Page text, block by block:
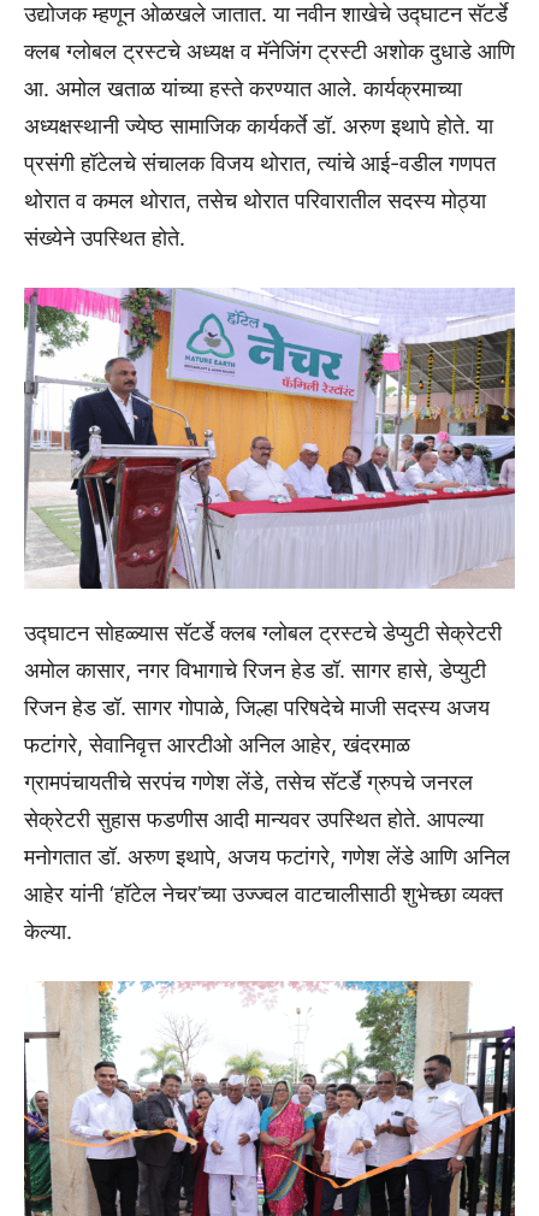
उद्योजक म्हणून ओळखले जातात. या नवीन शाखेचे उद्घाटन सॅटर्डे
क्लब ग्लोबल ट्रस्टचे अध्यक्ष व मॅनेजिंग ट्रस्टी अशोक दुधाडे आणि
आ. अमोल खताळ यांच्या हस्ते करण्यात आले. कार्यक्रमाच्या
अध्यक्षस्थानी ज्येष्ठ सामाजिक कार्यकर्ते डॉ. अरुण इथापे होते. या
प्रसंगी हॉटेलचे संचालक विजय थोरात, त्यांचे आई-वडील गणपत
थोरात व कमल थोरात, तसेच थोरात परिवारातील सदस्य मोठ्या
संख्येने उपस्थित होते.
उद्घाटन सोहळ्यास सॅटर्डे क्लब ग्लोबल ट्रस्टचे डेप्युटी सेक्रेटरी
अमोल कासार, नगर विभागाचे रिजन हेड डॉ. सागर हासे, डेप्युटी
रिजन हेड डॉ. सागर गोपाळे, जिल्हा परिषदेचे माजी सदस्य अजय
फटांगरे, सेवानिवृत्त आरटीओ अनिल आहेर, खंदरमाळ
ग्रामपंचायतीचे सरपंच गणेश लेंडे, तसेच सॅटर्डे ग्रुपचे जनरल
सेक्रेटरी सुहास फडणीस आदी मान्यवर उपस्थित होते. आपल्या
मनोगतात डॉ. अरुण इथापे, अजय फटांगरे, गणेश लेंडे आणि अनिल
आहेर यांनी ‘हॉटेल नेचर’च्या उज्ज्वल वाटचालीसाठी शुभेच्छा व्यक्त
केल्या.